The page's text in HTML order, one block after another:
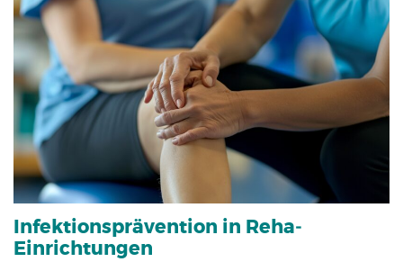
Infektions­prävention in Reha­
Einrichtungen